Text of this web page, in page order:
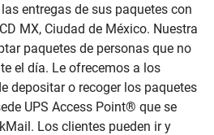
entregas de sus paquetes con
MX, Ciudad de México. Nuestra
paquetes de personas que no
el día. Le ofrecemos a los
depositar o recoger los paquetes
UPS Access Point® que se
Los clientes pueden ir y